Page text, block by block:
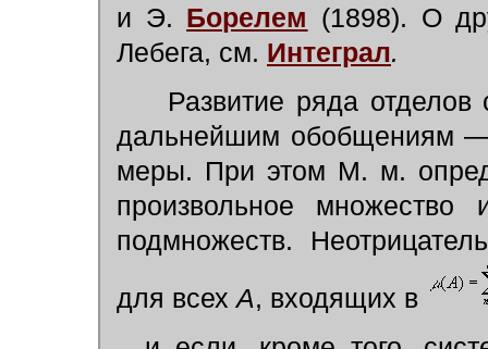
и Э. Борелем (1898). О
Лебега, см. Интеграл.
Развитие ряда
дальнейшим обобщениям —
меры. При этом М. м.
произвольное
подмножеств.
для всехА, входящих в